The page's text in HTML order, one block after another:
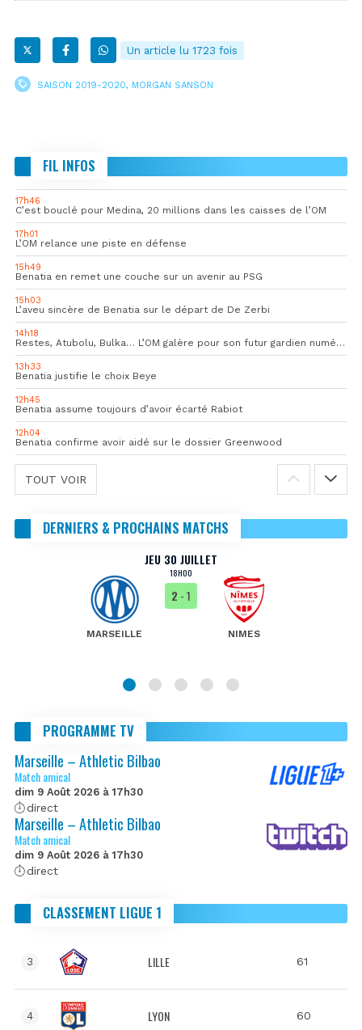
Un article lu 1723 fois
SAISON 2019-2020, MORGAN SANSON
FIL INFOS
17h46
C’est bouclé pour Medina, 20 millions dans les caisses de l’OM
17h01
L’OM relance une piste en défense
15h49
Benatia en remet une couche sur un avenir au PSG
15h03
L’aveu sincère de Benatia sur le départ de De Zerbi
14h18
Restes, Atubolu, Bulka… L’OM galère pour son futur gardien numéro 1
13h33
Benatia justifie le choix Beye
12h45
Benatia assume toujours d’avoir écarté Rabiot
12h04
Benatia confirme avoir aidé sur le dossier Greenwood
TOUT VOIR
DERNIERS & PROCHAINS MATCHS
JEU 30 JUILLET
18H00
MARSEILLE
2 - 1
NIMES
PROGRAMME TV
Marseille – Athletic Bilbao
Match amical
dim 9 Août 2026 à 17h30
direct
Marseille – Athletic Bilbao
Match amical
dim 9 Août 2026 à 17h30
direct
CLASSEMENT LIGUE 1
3 LILLE 61
4 LYON 60